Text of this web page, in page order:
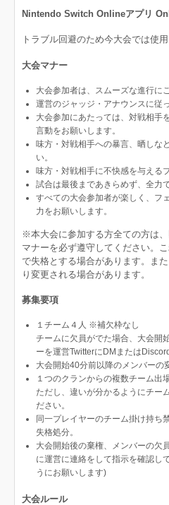
Nintendo Switch Onlineアプリ
トラブル回避のため今大会では使
大会マナー
大会参加者は、スムーズな進行に
運営のジャッジ・アナウンスに従
大会参加にあたっては、対戦相手
言動をお願いします。
味方・対戦相手への暴言、晒しな
い。
味方・対戦相手に不快感を与える
試合は最後まであきらめず、全力
すべての大会参加者が楽しく、フ
力をお願いします。
※本大会に参加する方全ての方は
マナーを必ず遵守してください。
で失格とする場合があります。ま
り変更される場合があります。
募集要項
１チーム４人 ※補欠枠なし
チームに欠員がでた場合、大会開
ーを運営TwitterにDMまたは
大会開始40分前以降のメンバーの
１つのクランからの複数チーム出
ただし、違いが分かるようにチー
ださい。
同一プレイヤーのチーム掛け持ち
失格処分。
大会開始後の棄権、メンバーの欠
に運営に連絡をして指示を確認し
うにお願いします)
大会ルール